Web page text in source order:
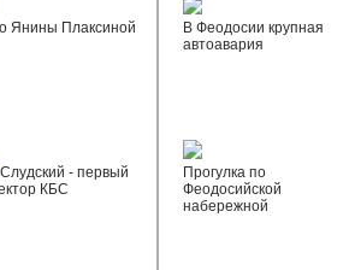
Янины Плаксиной
- первый
КБС
В Феодосии крупная
автоавария
Прогулка по
Феодосийской
набережной